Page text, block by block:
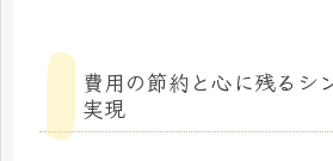
費用の節約と心に残るシ
実現